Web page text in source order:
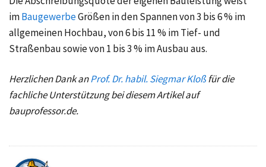
imBaugewerbeGrößen in den Spannen von 3 bis 6 % im
allgemeinen Hochbau, von 6 bis 11 % im Tief- und
Straßenbau sowie von 1 bis 3 % im Ausbau aus.
Herzlichen Dank anProf. Dr. habil. Siegmar Kloßfür die
fachliche Unterstützung bei diesem Artikel auf
bauprofessor.de.